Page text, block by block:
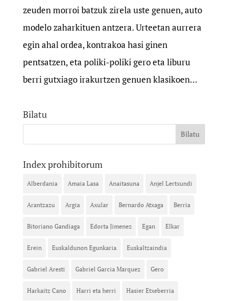
zeuden morroi batzuk zirela uste genuen, auto
modelo zaharkituen antzera. Urteetan aurrera
egin ahal ordea, kontrakoa hasi ginen
pentsatzen, eta poliki-poliki gero eta liburu
berri gutxiago irakurtzen genuen klasikoen...
Bilatu
Index prohibitorum
Alberdania Amaia Lasa Anaitasuna Anjel Lertxundi
Arantzazu Argia Axular Bernardo Atxaga Berria
Bitoriano Gandiaga Edorta Jimenez Egan Elkar
Erein Euskaldunon Egunkaria Euskaltzaindia
Gabriel Aresti Gabriel Garcia Marquez Gero
Harkaitz Cano Harri eta herri Hasier Etxeberria